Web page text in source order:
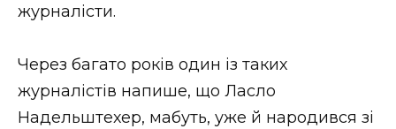
журналісти.
Через багато років один із таких
журналістів напише, що Ласло
Надельштехер, мабуть, уже й народився зі